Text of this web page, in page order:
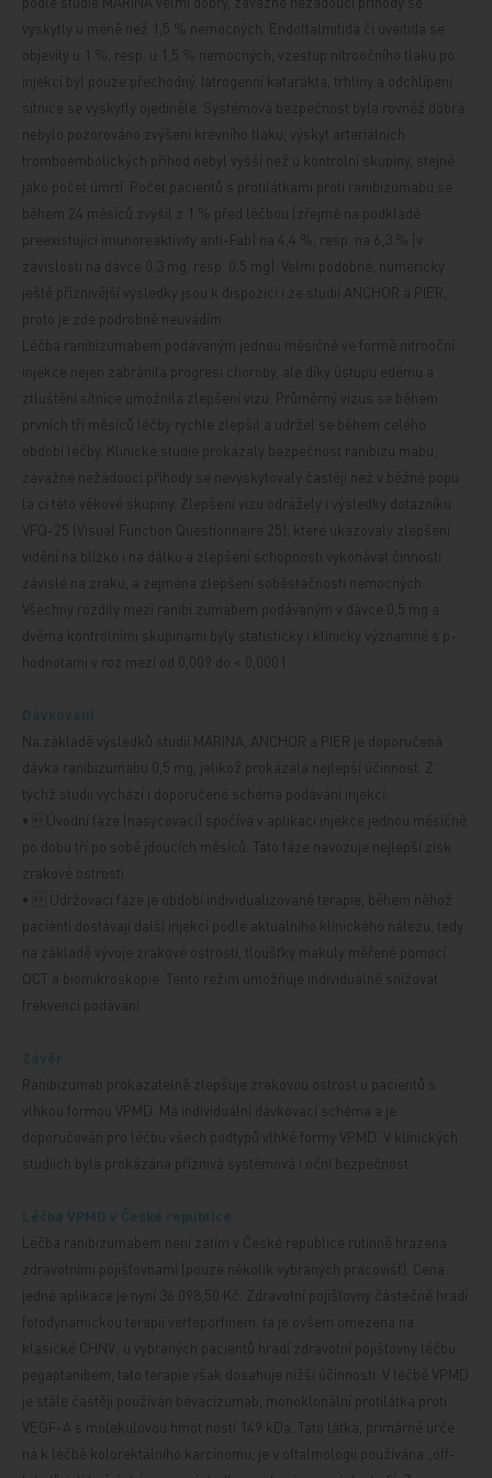
vyskytly u méně než 1,5 % nemocných. Endoftalmitida či uveitida se
objevily u 1 %, resp. u 1,5 % nemocných, vzestup nitroočního tlaku po
injekci byl pouze přechodný. Iatrogenní katarakta, trhliny a odchlípení
sítnice se vyskytly ojediněle. Systémová bezpečnost byla rovněž dobrá:
nebylo pozorováno zvýšení krevního tlaku, výskyt arteriálních
tromboembolických příhod nebyl vyšší než u kontrolní skupiny, stejně
jako počet úmrtí. Počet pacientů s protilátkami proti ranibizumabu se
během 24 měsíců zvýšil z 1 % před léčbou (zřejmě na podkladě
preexistující imunoreaktivity anti-Fab) na 4,4 %, resp. na 6,3 % (v
závislosti na dávce 0,3 mg, resp. 0,5 mg). Velmi podobné, numericky
ještě příznivější výsledky jsou k dispozici i ze studií ANCHOR a PIER,
proto je zde podrobně neuvádím.
Léčba ranibizumabem podávaným jednou měsíčně ve formě nitrooční
injekce nejen zabránila progresi choroby, ale díky ústupu edému a
ztluštění sítnice umožnila zlepšení vizu. Průměrný vizus se během
prvních tří měsíců léčby rychle zlepšil a udržel se během celého
období léčby. Klinické studie prokázaly bezpečnost ranibizu mabu;
závažné nežádoucí příhody se nevyskytovaly častěji než v běžné popu
la ci této věkové skupiny. Zlepšení vizu odrážely i výsledky dotazníku
VFQ-25 (Visual Function Questionnaire 25), které ukazovaly zlepšení
vidění na blízko i na dálku a zlepšení schopnosti vykonávat činnosti
závislé na zraku, a zejména zlepšení soběstačnosti nemocných.
Všechny rozdíly mezi ranibi zumabem podávaným v dávce 0,5 mg a
dvěma kontrolními skupinami byly statisticky i klinicky významné s p-
hodnotami v roz mezí od 0,009 do < 0,0001.
Dávkování
Na základě výsledků studií MARINA, ANCHOR a PIER je doporučená
dávka ranibizumabu 0,5 mg, jelikož prokázala nejlepší účinnost. Z
týchž studií vychází i doporučené schéma podávání injekcí:
• Úvodní fáze (nasycovací) spočívá v aplikaci injekce jednou měsíčně
po dobu tří po sobě jdoucích měsíců. Tato fáze navozuje nejlepší zisk
zrakové ostrosti.
•
Udržovací fáze je období individualizované terapie, během něhož
pacienti dostávají další injekci podle aktuálního klinického nálezu, tedy
na základě vývoje zrakové ostrosti, tloušťky makuly měřené pomocí
OCT a biomikroskopie. Tento režim umožňuje individuálně snižovat
frekvenci podávání.
Závěr
Ranibizumab prokazatelně zlepšuje zrakovou ostrost u pacientů s
vlhkou formou VPMD. Má individuální dávkovací schéma a je
doporučován pro léčbu všech podtypů vlhké formy VPMD. V klinických
studiích byla prokázána příznivá systémová i oční bezpečnost.
Léčba VPMD v České republice
Léčba ranibizumabem není zatím v České republice rutinně hrazena
zdravotními pojišťovnami (pouze několik vybraných pracovišť). Cena
jedné aplikace je nyní 36 098,50 Kč. Zdravotní pojišťovny částečně hradí
fotodynamickou terapii verteporfinem, ta je ovšem omezena na
klasické CHNV; u vybraných pacientů hradí zdravotní pojišťovny léčbu
pegaptanibem, tato terapie však dosahuje nižší účinnosti. V léčbě VPMD
je stále častěji používán bevacizumab, monoklonální protilátka proti
VEGF-A s molekulovou hmot ností 149 kDa. Tato látka, primárně urče
ná k léčbě kolorektálního karcinomu, je v oftalmologii používána „off-